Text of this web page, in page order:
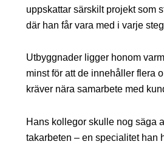
uppskattar särskilt projekt som
där han får vara med i varje
Utbyggnader ligger honom
minst för att de innehåller flera
kräver nära samarbete med
Hans kollegor skulle nog säga
takarbeten – en specialitet han